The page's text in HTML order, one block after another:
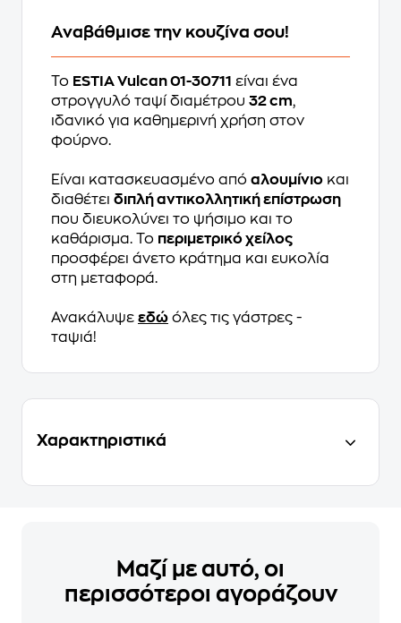
Αναβάθμισε την κουζίνα σου!
Το ESTIA Vulcan 01-30711 είναι ένα
στρογγυλό ταψί διαμέτρου 32 cm,
ιδανικό για καθημερινή χρήση στον
φούρνο.
Είναι κατασκευασμένο από αλουμίνιο και
διαθέτει διπλή αντικολλητική επίστρωση
που διευκολύνει το ψήσιμο και το
καθάρισμα. Το περιμετρικό χείλος
προσφέρει άνετο κράτημα και ευκολία
στη μεταφορά.
Ανακάλυψε εδώ όλες τις γάστρες -
ταψιά!
Χαρακτηριστικά
Μαζί με αυτό, οι
περισσότεροι αγοράζουν